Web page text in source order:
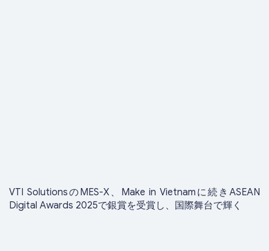
VTI SolutionsのMES-X、Make in Vietnamに続きASEAN
Digital Awards 2025で銀賞を受賞し、国際舞台で輝く